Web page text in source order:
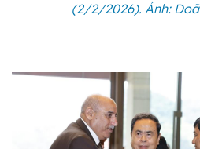
(2/2/2026). Ảnh: